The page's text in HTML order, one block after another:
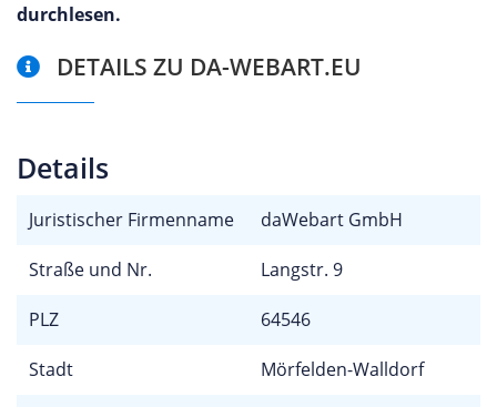
durchlesen.
DETAILS ZU DA-WEBART.EU
Details
Juristischer Firmenname daWebart GmbH
Straße und Nr. Langstr. 9
PLZ 64546
Stadt Mörfelden-Walldorf